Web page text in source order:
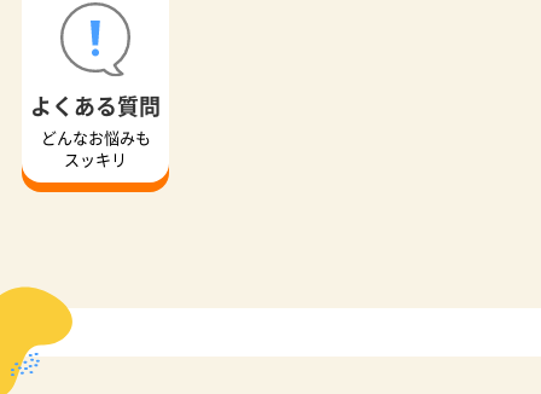
よくある質問
どんなお悩みも
スッキリ